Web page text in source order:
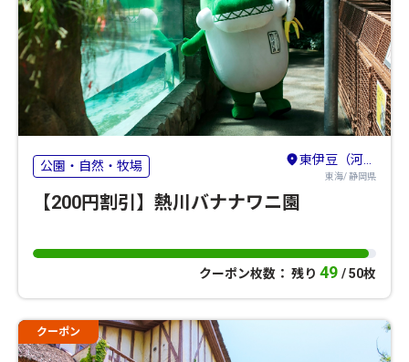
公園・自然・牧場 東伊豆（河津・熱川・稲取・北川）
東海/ 静岡県
【200円割引】熱川バナナワニ園
クーポン枚数： 残り 49 / 50枚
クーポン